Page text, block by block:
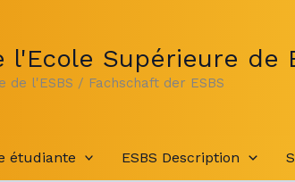
l'Ecole Supérieure de
de l'ESBS / Fachschaft der ESBS
étudiante ESBS Description